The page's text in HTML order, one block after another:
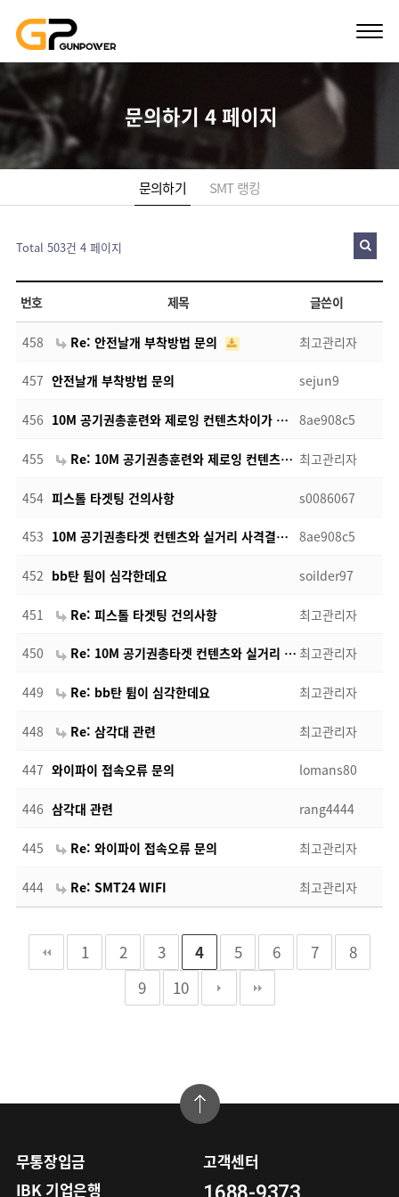
문의하기 4 페이지
문의하기 SMT 랭킹
Total 503건 4 페이지
번호 제목 글쓴이
458 Re: 안전날개 부착방법 문의 최고관리자
457 안전날개 부착방법 문의 sejun9
456 10M 공기권총훈련와 제로잉 컨텐츠차이가 무엇입니까? 8ae908c5
455 Re: 10M 공기권총훈련와 제로잉 컨텐츠차이가 무엇입니까? 최고관리자
454 피스톨 타겟팅 건의사항 s0086067
453 10M 공기권총타겟 컨텐츠와 실거리 사격결과 비교 8ae908c5
452 bb탄 튐이 심각한데요 soilder97
451 Re: 피스톨 타겟팅 건의사항 최고관리자
450 Re: 10M 공기권총타겟 컨텐츠와 실거리 사격결과 비교 최고관리자
449 Re: bb탄 튐이 심각한데요 최고관리자
448 Re: 삼각대 관련 최고관리자
447 와이파이 접속오류 문의 lomans80
446 삼각대 관련 rang4444
445 Re: 와이파이 접속오류 문의 최고관리자
444 Re: SMT24 WIFI 최고관리자
1 2 3 4 5 6 7
8
9
10
무통장입금
IBK 기업은행
고객센터